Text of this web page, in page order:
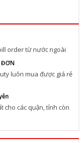
order từ nước ngoài
ĐƠN
luôn mua được giá rẻ
cho các quận, tỉnh còn